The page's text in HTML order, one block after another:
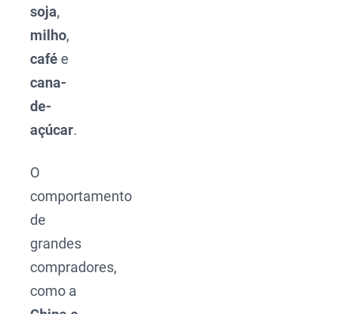
soja,
milho,
cafée
cana-
de-
açúcar.
O
comportamento
de
grandes
compradores,
como a